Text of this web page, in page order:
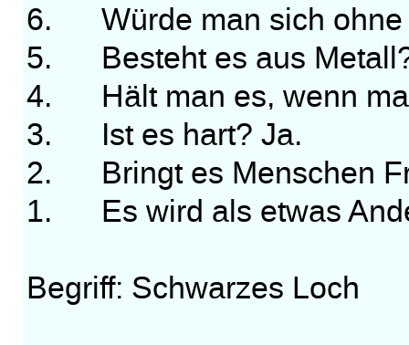
6. Würde man sich ohne
5. Besteht es aus
4. Hält man es, wenn
3. Ist es hart? Ja.
2. Bringt es Menschen
1. Es wird als etwas
Begriff: Schwarzes Loch